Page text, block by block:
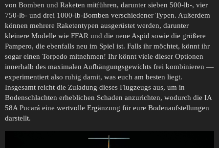
von Bomben und Raketen mitführen, darunter sieben 500-lb-, vier
750-lb- und drei 1000-lb-Bomben verschiedener Typen. Außerdem
können mehrere Raketentypen ausgerüstet werden, darunter
kleinere Modelle wie FFAR und die neue Aspid sowie die größere
Pampero, die ebenfalls neu im Spiel ist. Falls ihr möchtet, könnt ihr
sogar einen Torpedo mitnehmen! Ihr könnt viele dieser Optionen
innerhalb des maximalen Aufhängungsgewichts frei kombinieren —
experimentiert also ruhig damit, was euch am besten liegt.
Insgesamt reicht die Zuladung dieses Flugzeugs aus, um in
Bodenschlachten erheblichen Schaden anzurichten, wodurch die IA
58A Pucará eine wertvolle Ergänzung für eure Bodenaufstellungen
darstellt.